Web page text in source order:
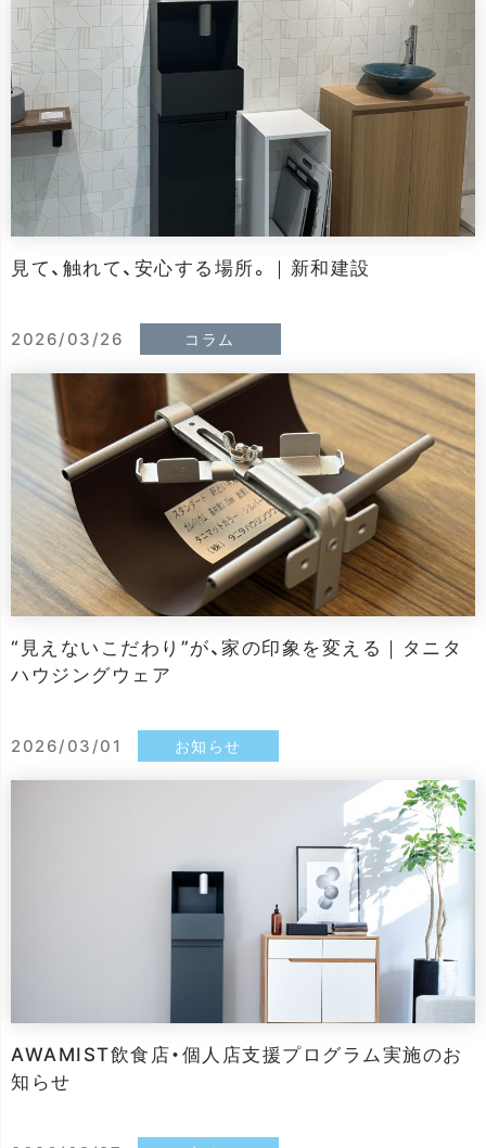
見て、触れて、安心する場所。｜新和建設
2026/03/26 コラム
“見えないこだわり”が、家の印象を変える｜タニタ
ハウジングウェア
2026/03/01 お知らせ
AWAMIST飲食店・個人店支援プログラム実施のお
知らせ